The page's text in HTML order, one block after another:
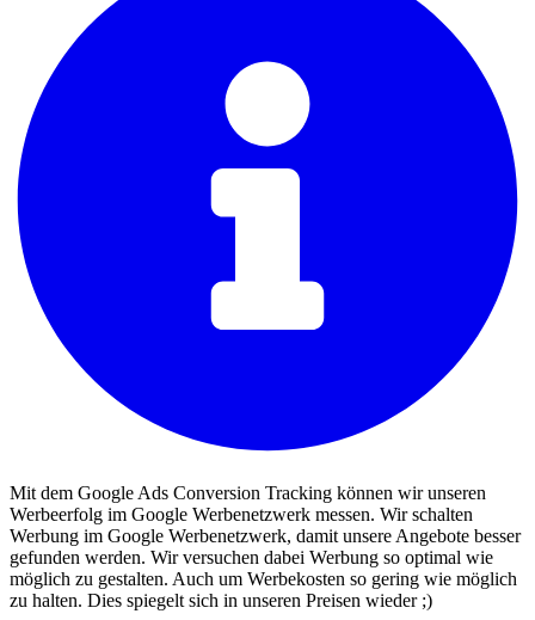
Mit dem Google Ads Conversion Tracking können wir unseren
Werbeerfolg im Google Werbenetzwerk messen. Wir schalten
Werbung im Google Werbenetzwerk, damit unsere Angebote besser
gefunden werden. Wir versuchen dabei Werbung so optimal wie
möglich zu gestalten. Auch um Werbekosten so gering wie möglich
zu halten. Dies spiegelt sich in unseren Preisen wieder ;)